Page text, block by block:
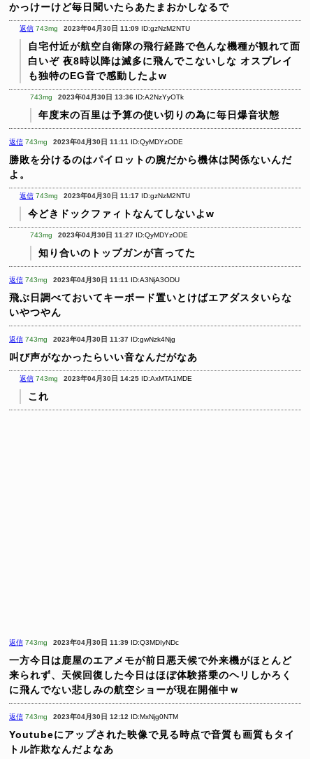
かっけーけど毎日聞いたらあたまおかしなるで
返信 743mg 2023年04月30日 11:09 ID:gzNzM2NTU
自宅付近が航空自衛隊の飛行経路で色んな機種が観れて面
白いぞ 夜8時以降は滅多に飛んでこないしな オスプレイ
も独特のEG音で感動したよw
743mg 2023年04月30日 13:36 ID:A2NzYyOTk
年度末の百里は予算の使い切りの為に毎日爆音状態
返信 743mg 2023年04月30日 11:11 ID:QyMDYzODE
勝敗を分けるのはパイロットの腕だから機体は関係ないんだ
よ。
返信 743mg 2023年04月30日 11:17 ID:gzNzM2NTU
今どきドックファィトなんてしないよw
743mg 2023年04月30日 11:27 ID:QyMDYzODE
知り合いのトップガンが言ってた
返信 743mg 2023年04月30日 11:11 ID:A3NjA3ODU
飛ぶ日調べておいてキーボード置いとけばエアダスタいらな
いやつやん
返信 743mg 2023年04月30日 11:37 ID:gwNzk4Njg
叫び声がなかったらいい音なんだがなあ
返信 743mg 2023年04月30日 14:25 ID:AxMTA1MDE
これ
返信 743mg 2023年04月30日 11:39 ID:Q3MDIyNDc
一方今日は鹿屋のエアメモが前日悪天候で外来機がほとんど
来られず、天候回復した今日はほぼ体験搭乗のヘリしかろく
に飛んでない悲しみの航空ショーが現在開催中ｗ
返信 743mg 2023年04月30日 12:12 ID:MxNjg0NTM
Youtubeにアップされた映像で見る時点で音質も画質もタイ
トル詐欺なんだよなあ